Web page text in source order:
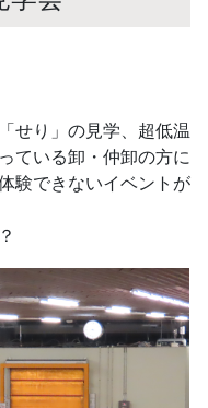
せり」の見学、超低温
ている卸・仲卸の方に
験できないイベントが